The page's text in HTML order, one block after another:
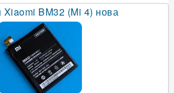
Xiaomi BM32 (Mi 4) нова